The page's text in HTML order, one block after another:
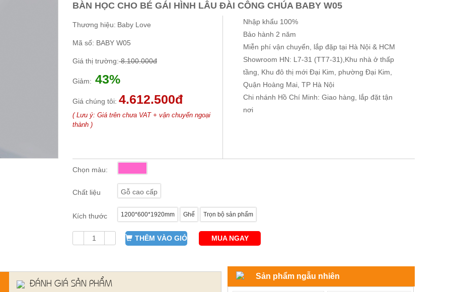
BÀN HỌC CHO BÉ GÁI HÌNH LÂU ĐÀI CÔNG CHÚA BABY W05
Thương hiệu: Baby Love
Mã số: BABY W05
Giá thị trường:8.100.000đ
Giảm: 43%
Giá chúng tôi: 4.612.500đ
( Lưu ý: Giá trên chưa VAT + vận chuyển ngoại
thành )
Nhập khẩu 100%
Bảo hành 2 năm
Miễn phí vận chuyển, lắp đặp tại Hà Nội & HCM
Showroom HN: L7-31 (TT7-31),Khu nhà ở thấp
tầng, Khu đô thị mới Đại Kim, phường Đại Kim,
Quận Hoàng Mai, TP Hà Nội
Chi nhánh Hồ Chí Minh: Giao hàng, lắp đặt tận
nơi
Chọn màu:
Chất liệu Gỗ cao cấp
Kích thước 1200*600*1920mm Ghế Trọn bộ sản phẩm
THÊM VÀO GIỎ MUA NGAY
ĐÁNH GIÁ SẢN PHẨM
Sản phẩm ngẫu nhiên